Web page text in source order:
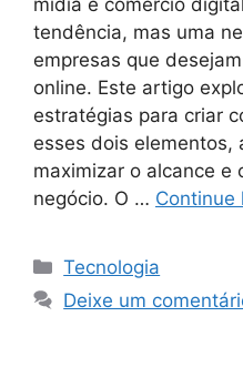
mídia e comércio
tendência, mas uma
empresas que
online. Este artigo
estratégias para criar
esses dois elementos,
maximizar o alcance e
negócio. O …
Categorias
Tecnologia
Deixe um